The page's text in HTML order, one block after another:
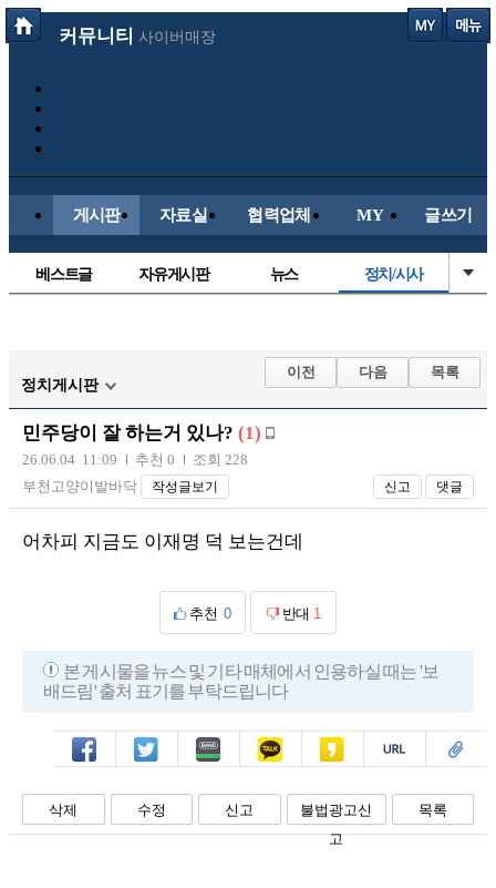
커뮤니티 사이버매장
게시판 자료실 협력업체 MY 글쓰기
베스트글 자유게시판 뉴스 정치/시사
해외축구
국내축구
정치게시판
이전 다음 목록
민주당이 잘 하는거 있나? (1)
26.06.04 11:09 추천 0
조회 228
부천고양이발바닥
작성글보기 신고 댓글
어차피 지금도 이재명 덕 보는건데
추천 0 반대 1
본 게시물을 뉴스 및 기타 매체에서 인용하실 때는 '보
배드림' 출처 표기를 부탁드립니다
페북 트윗 밴드 카톡 카스 복사 스크랩
삭제 수정 신고
불법광고신
고
목록